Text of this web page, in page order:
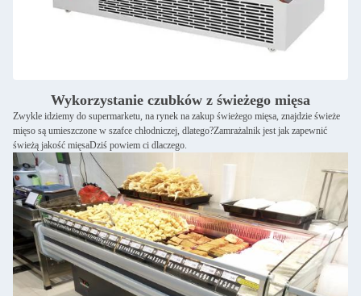
Wykorzystanie czubków z świeżego mięsa
Zwykle idziemy do supermarketu, na rynek na zakup świeżego mięsa, znajdzie świeże
mięso są umieszczone w szafce chłodniczej, dlatego?Zamrażalnik jest jak zapewnić
świeżą jakość mięsaDziś powiem ci dlaczego.